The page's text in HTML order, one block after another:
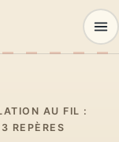
AU FIL :
REPÈRES